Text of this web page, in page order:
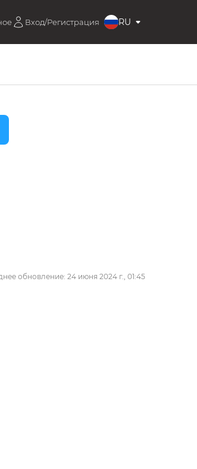
Вход/Регистрация RU
обновление: 24 июня 2024 г., 01:45